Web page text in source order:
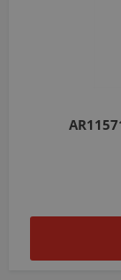
AR103206